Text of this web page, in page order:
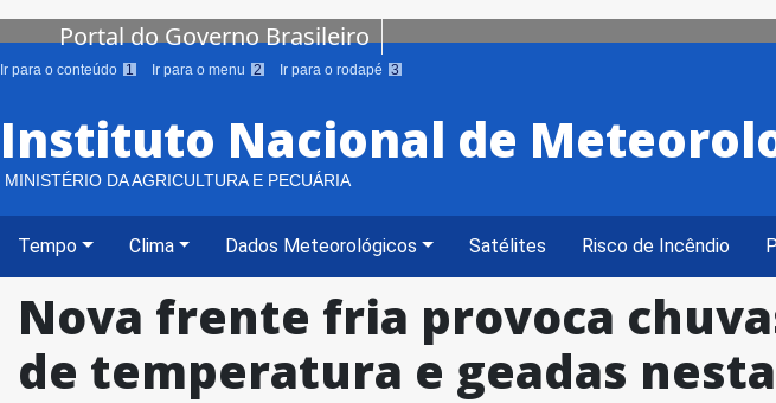
Portal do Governo Brasileiro
Ir para o conteúdo 1 Ir para o menu 2 Ir para o rodapé 3
Instituto Nacional de
MINISTÉRIO DA AGRICULTURA E PECUÁRIA
Tempo Clima Dados Meteorológicos Satélites Risco de Incêndio
Nova frente fria provoca
de temperatura e geadas